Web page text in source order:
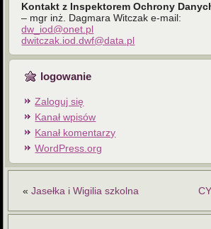
Kontakt z Inspektorem Ochrony
– mgr inż. Dagmara Witczak e-mail:
dw_iod@onet.pl
dwitczak.iod.dwf@data.pl
logowanie
Zaloguj się
Kanał wpisów
Kanał komentarzy
WordPress.org
«Jasełka i Wigilia szkolna